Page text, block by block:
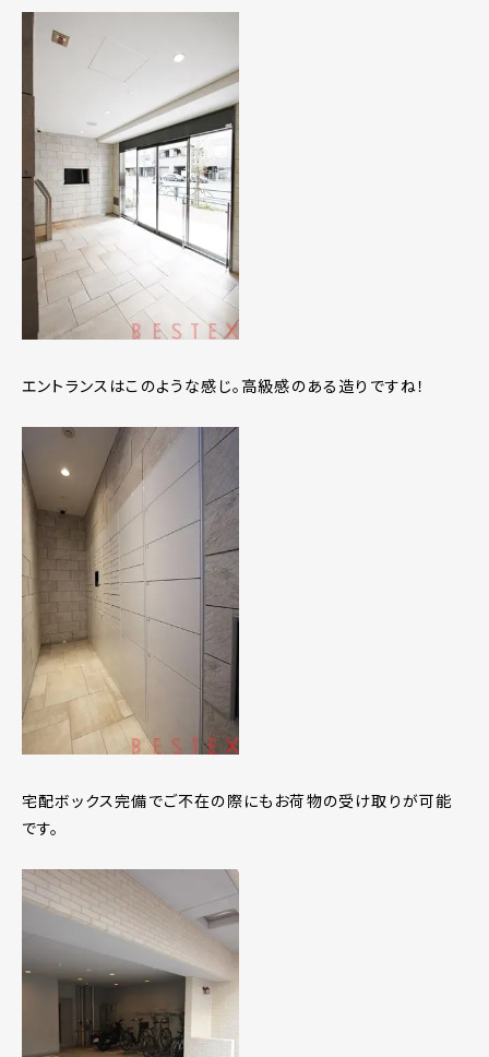
エントランスはこのような感じ。高級感のある造りですね！
宅配ボックス完備でご不在の際にもお荷物の受け取りが可能
です。